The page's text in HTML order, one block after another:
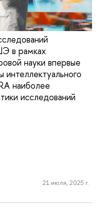
в рамках
науки впервые
наиболее
исследований
21 июля, 2025 г.